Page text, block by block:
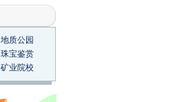
地质公园
珠宝鉴赏
矿业院校